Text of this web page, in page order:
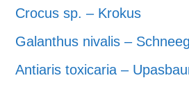
Crocus sp. – Krokus
Galanthus nivalis –
Antiaris toxicaria –